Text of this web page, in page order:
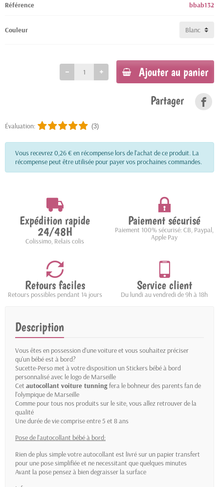
Référence bbab132
Couleur
Ajouter au panier
Partager
Évaluation: (3)
Vous recevrez 0,26 € en récompense lors de l'achat de ce produit. La
récompense peut être utilisée pour payer vos prochaines commandes.
Expédition rapide
24/48H
Colissimo, Relais colis
Paiement sécurisé
Paiement 100% sécurisé: CB, Paypal,
Apple Pay
Retours faciles
Retours possibles pendant 14 jours
Service client
Du lundi au vendredi de 9h à 18h
Description
Vous êtes en possession d'une voiture et vous souhaitez préciser
qu'un bébé est à bord?
Sucette-Perso met à votre disposition un Stickers bébé à bord
personnalisé avec le logo de Marseille
Cet autocollant voiture tunningfera le bohneur des parents fan de
l'olympique de Marseille
Comme pour tous nos produits sur le site, vous allez retrouver de la
qualité
Une durée de vie comprise entre 5 et 8 ans
Pose de l'autocollant bébé à bord:
Rien de plus simple votre autocollant est livré sur un papier transfert
pour une pose simplifiée et ne necessitant que quelques minutes
Avant la pose pensez à bien degraisser la surface